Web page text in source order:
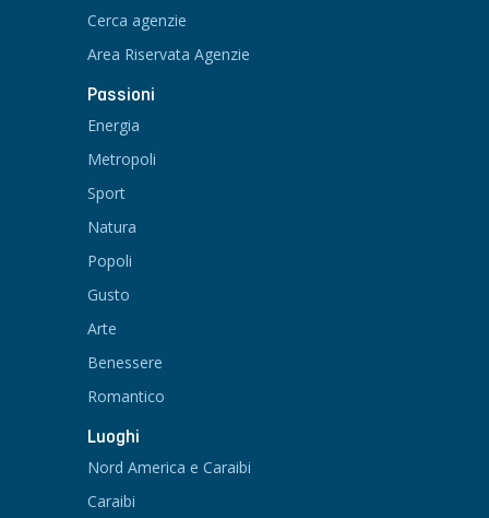
Cerca agenzie
Area Riservata Agenzie
Passioni
Energia
Metropoli
Sport
Natura
Popoli
Gusto
Arte
Benessere
Romantico
Luoghi
Nord America e Caraibi
Caraibi